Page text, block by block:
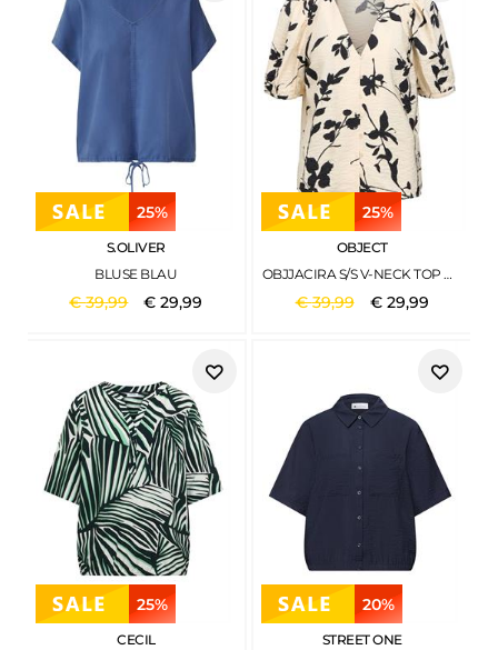
25%
S.OLIVER
BLUSE BLAU
€39,99 €29,99
25%
OBJECT
OBJJACIRA S/S V-NECK TOP NOOS SANDSHELL1
€39,99 € 29,99
25%
CECIL
20%
STREET ONE